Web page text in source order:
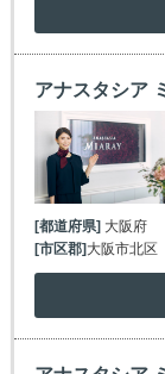
アナスタシア
[都道府県] 大阪府
[市区郡] 大阪市北区